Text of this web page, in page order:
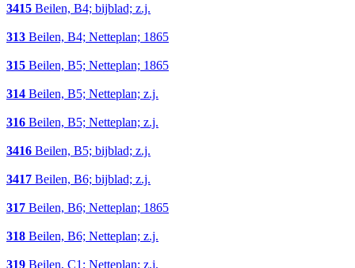
3415 Beilen, B4; bijblad; z.j.
313 Beilen, B4; Netteplan; 1865
315 Beilen, B5; Netteplan; 1865
314 Beilen, B5; Netteplan; z.j.
316 Beilen, B5; Netteplan; z.j.
3416 Beilen, B5; bijblad; z.j.
3417 Beilen, B6; bijblad; z.j.
317 Beilen, B6; Netteplan; 1865
318 Beilen, B6; Netteplan; z.j.
319 Beilen, C1; Netteplan; z.j.